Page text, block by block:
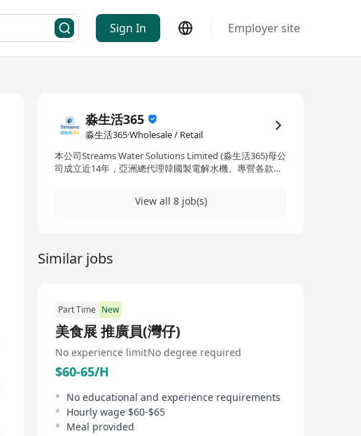
Sign In Employer site
淼生活365
淼生活365·Wholesale / Retail
本公司Streams Water Solutions Limited (淼生活365)母公
司成立近14年，亞洲總代理韓國製電解水機、專營各款濾
系統。 Streams Water Solutions Limited (淼生活365)成
防醫學知識的重要性，如每日透過飲用電解水幫身體做預
防，能有效減低症狀的機會，從而令您們有真正的健康及
View all 8 job(s)
Similar jobs
Part Time New
美食展 推廣員(灣仔)
No experience limitNo degree required
$60-65/H
No educational and experience requirements
Hourly wage $60-$65
Meal provided